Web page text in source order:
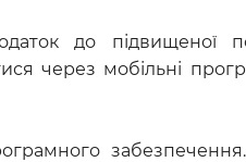
до підвищеної
через мобільні